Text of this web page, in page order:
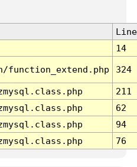
Line
14
function_extend.php 324
211
62
94
76